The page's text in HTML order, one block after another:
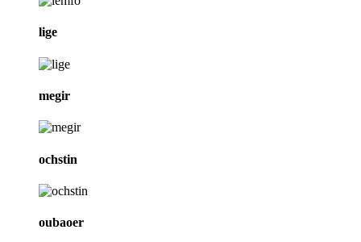
lige
megir
ochstin
oubaoer